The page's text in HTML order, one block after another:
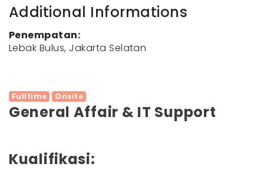
Additional Informations
Penempatan:
Lebak Bulus, Jakarta Selatan
Fulltime Onsite
General Affair & IT Support
Kualifikasi: